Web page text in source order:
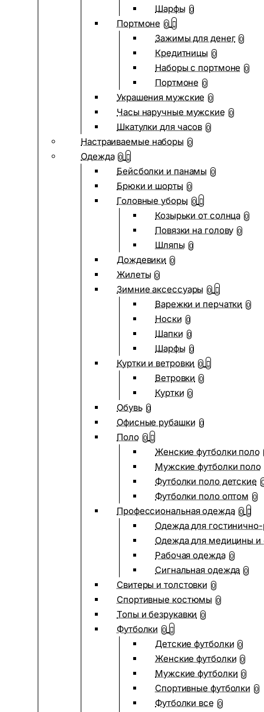
Шарфы 0
Портмоне 0
Зажимы для денег 0
Кредитницы 0
Наборы с портмоне 0
Портмоне 0
Украшения мужские 0
Часы наручные мужские 0
Шкатулки для часов 0
Настраиваемые наборы 0
Одежда 0
Бейсболки и панамы 0
Брюки и шорты 0
Головные уборы 0
Козырьки от солнца 0
Повязки на голову 0
Шляпы 0
Дождевики 0
Жилеты 0
Зимние аксессуары 0
Варежки и перчатки 0
Носки 0
Шапки 0
Шарфы 0
Куртки и ветровки 0
Ветровки 0
Куртки 0
Обувь 0
Офисные рубашки 0
Поло 0
Женские футболки поло
Мужские футболки поло
Футболки поло детские
Футболки поло оптом 0
Профессиональная одежда 0
Одежда для
Одежда для медицины и
Рабочая одежда 0
Сигнальная одежда 0
Свитеры и толстовки 0
Спортивные костюмы 0
Топы и безрукавки 0
Футболки 0
Детские футболки 0
Женские футболки 0
Мужские футболки 0
Спортивные футболки 0
Футболки все 0